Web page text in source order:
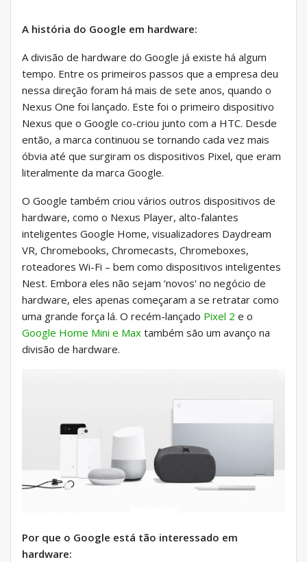
A história do Google em hardware:
A divisão de hardware do Google já existe há algum
tempo. Entre os primeiros passos que a empresa deu
nessa direção foram há mais de sete anos, quando o
Nexus One foi lançado. Este foi o primeiro dispositivo
Nexus que o Google co-criou junto com a HTC. Desde
então, a marca continuou se tornando cada vez mais
óbvia até que surgiram os dispositivos Pixel, que eram
literalmente da marca Google.
O Google também criou vários outros dispositivos de
hardware, como o Nexus Player, alto-falantes
inteligentes Google Home, visualizadores Daydream
VR, Chromebooks, Chromecasts, Chromeboxes,
roteadores Wi-Fi – bem como dispositivos inteligentes
Nest. Embora eles não sejam ‘novos' no negócio de
hardware, eles apenas começaram a se retratar como
uma grande força lá. O recém-lançado Pixel 2 e o
Google Home Mini e Max também são um avanço na
divisão de hardware.
Por que o Google está tão interessado em
hardware: